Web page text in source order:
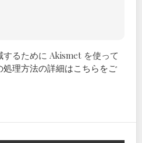
るために Akismet を使って
処理方法の詳細はこちらをご